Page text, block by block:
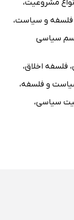
مشروعیت،
فلسفه و سیاست،
سیاسی
، فلسفه اخلاق،
و فلسفه،
سیاسی،